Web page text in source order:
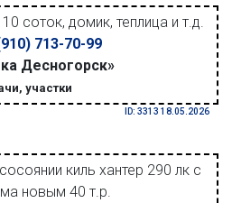
соток, домик, теплица и т.д.
713-70-99
Десногорск»
участки
ID: 3313 18.05.2026
киль хантер 290 лк с
новым 40 т.р.